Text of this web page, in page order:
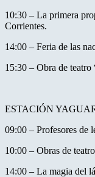
10:30 – La primera
Corrientes.
14:00 – Feria de las
15:30 – Obra de teatro
ESTACIÓN
09:00 – Profesores de
10:00 – Obras de
14:00 – La magia del